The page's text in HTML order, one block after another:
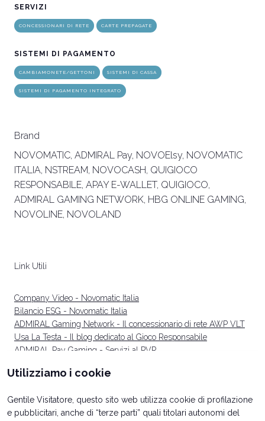
SERVIZI
CONCESSIONARI DI RETE CARTE PREPAGATE
SISTEMI DI PAGAMENTO
CAMBIAMONETE/GETTONI SISTEMI DI CASSA
SISTEMI DI PAGAMENTO INTEGRATO
Brand
NOVOMATIC, ADMIRAL Pay, NOVOElsy, NOVOMATIC
ITALIA, NSTREAM, NOVOCASH, QUIGIOCO
RESPONSABILE, APAY E-WALLET, QUIGIOCO,
ADMIRAL GAMING NETWORK, HBG ONLINE GAMING,
NOVOLINE, NOVOLAND
Link Utili
Company Video - Novomatic Italia
Bilancio ESG - Novomatic Italia
ADMIRAL Gaming Network - Il concessionario di rete AWP VLT
Usa La Testa - Il blog dedicato al Gioco Responsabile
ADMIRAL Pay Gaming - Servizi al PVR
Utilizziamo i cookie
Gentile Visitatore, questo sito web utilizza cookie di profilazione
e pubblicitari, anche di “terze parti” quali titolari autonomi del